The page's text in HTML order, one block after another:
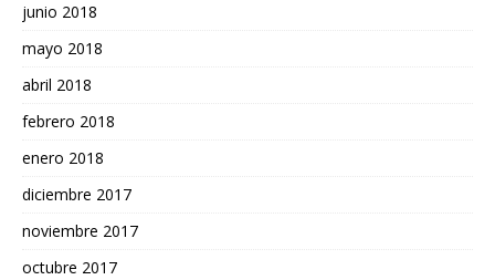
junio 2018
mayo 2018
abril 2018
febrero 2018
enero 2018
diciembre 2017
noviembre 2017
octubre 2017